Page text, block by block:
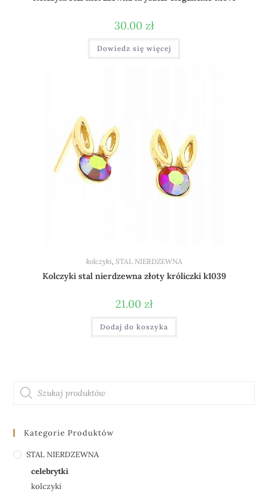
30.00 zł
Dowiedz się więcej
kolczyki, STAL NIERDZEWNA
Kolczyki stal nierdzewna złoty króliczki k1039
21.00 zł
Dodaj do koszyka
Kategorie Produktów
STAL NIERDZEWNA
celebrytki
kolczyki